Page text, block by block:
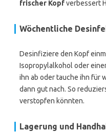
frischer Kopfverbessert
Wöchentliche
Desinfiziere den Kopf
Isopropylalkohol oder
ihn ab oder tauche ihn für
dann gut nach. So
verstopfen könnten.
Lagerung und